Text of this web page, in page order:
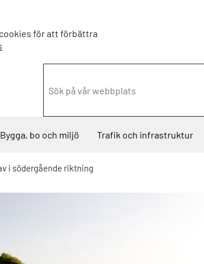
för att förbättra
Bygga, bo och miljö Trafik och infrastruktur
i södergående riktning